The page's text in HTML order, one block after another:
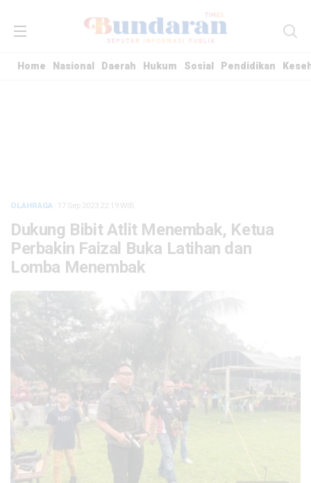
Home Nasional Daerah Hukum Sosial Pendidikan
OLAHRAGA · 17 Sep 202322:19WIB
Dukung Bibit Atlit Menembak, Ketua
Perbakin Faizal Buka Latihan dan
Lomba Menembak